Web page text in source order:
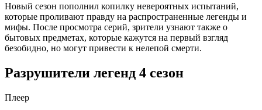
Новый сезон пополнил копилку невероятных испытаний,
которые проливают правду на распространенные легенды и
мифы. После просмотра серий, зрители узнают также о
бытовых предметах, которые кажутся на первый взгляд
безобидно, но могут привести к нелепой смерти.
Разрушители легенд 4 сезон
Плеер